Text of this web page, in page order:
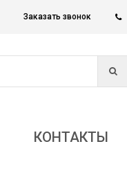
Заказать звонок
КОНТАКТЫ